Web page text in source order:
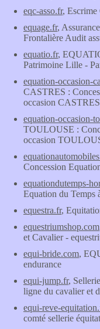
eqc-asso.fr,
equage.fr,
Frontalière Audit
equatio.fr,
Patrimoine Lille -
equation-occasion-
CASTRES :
occasion CASTRES
equation-occasion-
TOULOUSE :
occasion
Concession
equationdutemps-
Equation du Temps
equestra.fr,
equestriumshop.com
et Cavalier -
equi-bride.com,
endurance
equi-jump.fr,
ligne du cavalier et
equi-reve-
comté sellerie